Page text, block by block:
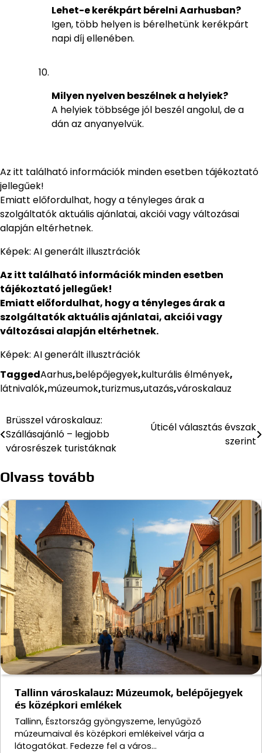
Lehet-e kerékpárt bérelni Aarhusban?
Igen, több helyen is bérelhetünk kerékpárt
napi díj ellenében.
Milyen nyelven beszélnek a helyiek?
A helyiek többsége jól beszél angolul, de a
dán az anyanyelvük.
Az itt található információk minden esetben tájékoztató
jellegűek!
Emiatt előfordulhat, hogy a tényleges árak a
szolgáltatók aktuális ajánlatai, akciói vagy változásai
alapján eltérhetnek.
Képek: AI generált illusztrációk
Az itt található információk minden esetben
tájékoztató jellegűek!
Emiatt előfordulhat, hogy a tényleges árak a
szolgáltatók aktuális ajánlatai, akciói vagy
változásai alapján eltérhetnek.
Képek: AI generált illusztrációk
TaggedAarhus,belépőjegyek,kulturális élmények,
látnivalók,múzeumok,turizmus,utazás,városkalauz
Bejegyzés
navigáció
Brüsszel városkalauz:
Szállásajánló – legjobb
városrészek turistáknak
Úticél választás évszak
szerint
Olvass tovább
Tallinn városkalauz: Múzeumok, belépőjegyek
és középkori emlékek
Tallinn, Észtország gyöngyszeme, lenyűgöző
múzeumaival és középkori emlékeivel várja a
látogatókat. Fedezze fel a város…